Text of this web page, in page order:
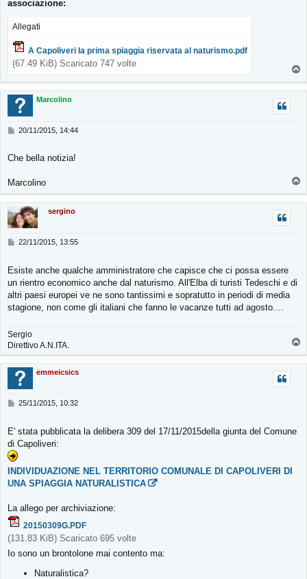
a
g
o
associazione:
Allegati
A Capoliveri la prima spiaggia riservata al naturismo.pdf
(67.49 KiB) Scaricato 747 volte
p
Marcolino
M
s
g
i
o
20/11/2015, 14:44
Che bella notizia!
Marcolino
p
sergino
M
s
a
g
22/11/2015, 13:55
Esiste anche qualche amministratore che capisce che ci possa essere
un rientro economico anche dal naturismo. All'Elba di turisti Tedeschi e di
altri paesi europei ve ne sono tantissimi e sopratutto in periodi di media
stagione, non come gli italiani che fanno le vacanze tutti ad agosto....
Sergio
Direttivo A.N.ITA.
p
emmeicsics
M
s
a
g
i
o
25/11/2015, 10:32
E' stata pubblicata la delibera 309 del 17/11/2015della giunta del Comune
di Capoliveri:
INDIVIDUAZIONE NEL TERRITORIO COMUNALE DI CAPOLIVERI DI
UNA SPIAGGIA NATURALISTICA
La allego per archiviazione:
20150309G.PDF
(131.83 KiB) Scaricato 695 volte
Io sono un brontolone mai contento ma:
Naturalistica?